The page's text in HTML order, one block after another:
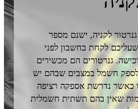
לקניה, ישנם מספר
לקחת בחשבון לפני
גנרטורים הם מכשירים
חשמל במצבים שבהם יש
נדרשת אספקה רציפה
שאין בהם תשתית חשמלית